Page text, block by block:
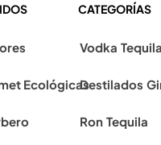
Ecológicas
CATEGORÍAS
Vodka Tequila
Destilados
Ron Tequila